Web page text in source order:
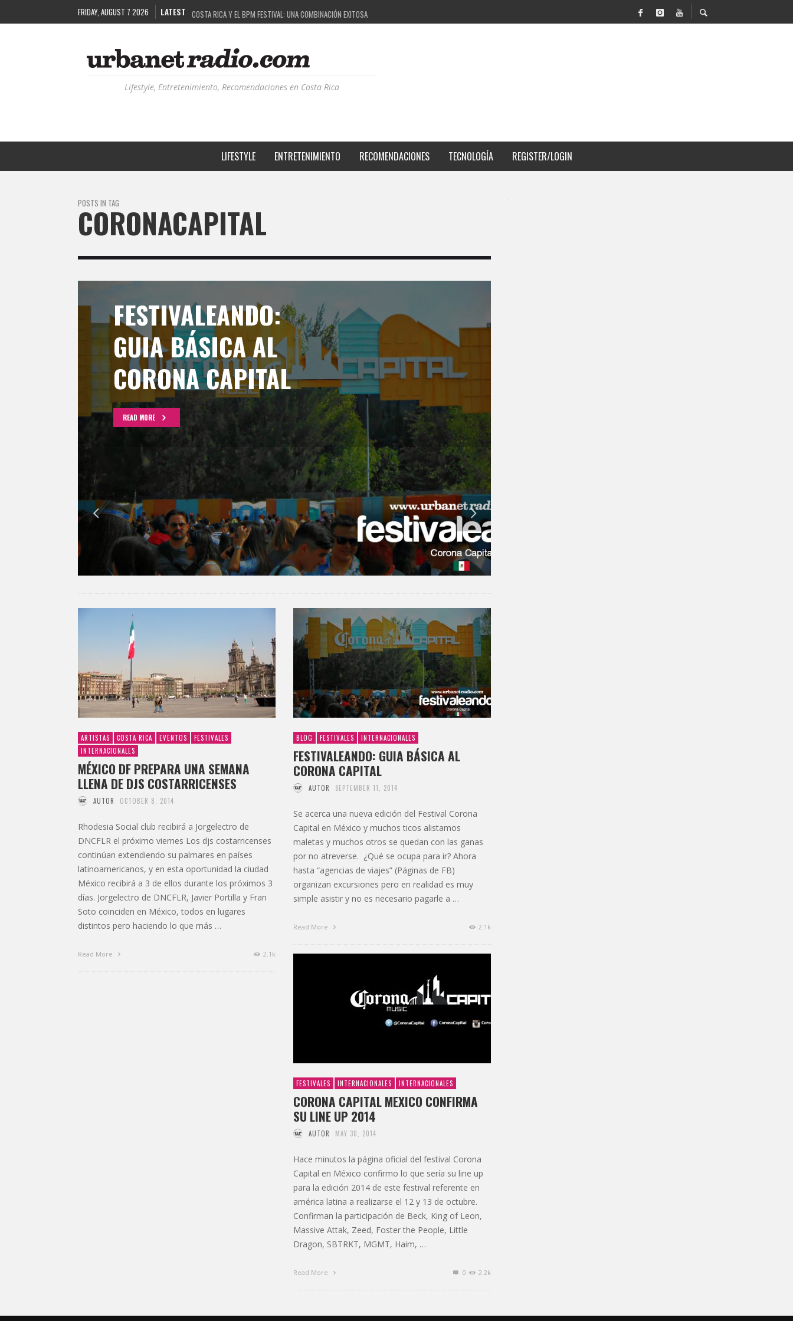
FRIDAY, AUGUST 7 2026 LATEST COSTA RICA Y EL BPM FESTIVAL: UNA COMBINACIÓN EXITOSA
RUTAS NATURBANAS: EL PROYECTO QUE ESTÁ TRANSFORMANDO LA CALIDAD DE VIDA DEL TRANSEÚNTE TICO CON MOVILIDAD Y PAISAJISMO
RECORDANDO LA EXPERIENCIA BPM: UN REVIEW DE LA PRIMERA EDICIÓN QUE TRAJO EL TALENTO DE MÁS DE 100 DJS A COSTA RICA
Lifestyle, Entretenimiento, Recomendaciones en Costa Rica
LIFESTYLE ENTRETENIMIENTO RECOMENDACIONES TECNOLOGÍA REGISTER/LOGIN
POSTS IN TAG
CORONACAPITAL
FESTIVALEANDO:
GUIA BÁSICA AL
CORONA CAPITAL
READ MORE
ARTISTAS COSTA RICA EVENTOS
FESTIVALES
INTERNACIONALES
MÉXICO DF PREPARA UNA SEMANA
LLENA DE DJS COSTARRICENSES
AUTOR OCTOBER 8, 2014
Rhodesia Social club recibirá a Jorgelectro de
DNCFLR el próximo viernes Los djs costarricenses
continúan extendiendo su palmares en países
latinoamericanos, y en esta oportunidad la ciudad
México recibirá a 3 de ellos durante los próximos 3
días. Jorgelectro de DNCFLR, Javier Portilla y Fran
Soto coinciden en México, todos en lugares
distintos pero haciendo lo que más …
Read More 2.1k
BLOG FESTIVALES INTERNACIONALES
FESTIVALEANDO: GUIA BÁSICA AL
CORONA CAPITAL
AUTOR SEPTEMBER 11, 2014
Se acerca una nueva edición del Festival Corona
Capital en México y muchos ticos alistamos
maletas y muchos otros se quedan con las ganas
por no atreverse. ¿Qué se ocupa para ir? Ahora
hasta “agencias de viajes” (Páginas de FB)
organizan excursiones pero en realidad es muy
simple asistir y no es necesario pagarle a …
Read More 2.1k
FESTIVALES INTERNACIONALES INTERNACIONALES
CORONA CAPITAL MEXICO CONFIRMA
SU LINE UP 2014
AUTOR MAY 30, 2014
Hace minutos la página oficial del festival Corona
Capital en México confirmo lo que sería su line up
para la edición 2014 de este festival referente en
américa latina a realizarse el 12 y 13 de octubre.
Confirman la participación de Beck, King of Leon,
Massive Attak, Zeed, Foster the People, Little
Dragon, SBTRKT, MGMT, Haim, …
Read More 0 2.2k